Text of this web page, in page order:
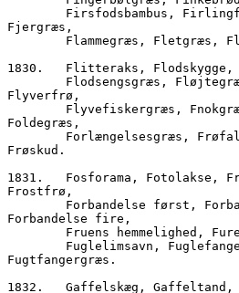
Fjergræs,
Flammegræs,
1830.	Flitteraks,
Flyverfrø,
Foldegræs,
Frøskud.
1831.	Fosforama, Fotolakse, Frynsebambus og
Frostfrø,
Forbandelse fire,
Fruens hemmelighed,
Fugtfangergræs.
1832.	Gaffelskæg, Gaffeltand, Gamagræs og Gammelt